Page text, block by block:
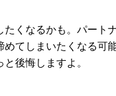
くなるかも。パート
てしまいたくなる
後悔しますよ。